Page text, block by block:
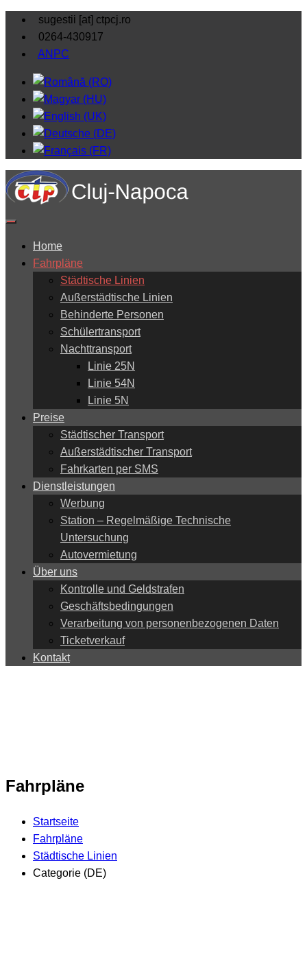
sugestii [at] ctpcj.ro
0264-430917
ANPC
Home
Fahrpläne
Städtische Linien
Außerstädtische Linien
Behinderte Personen
Schülertransport
Nachttransport
Linie 25N
Linie 54N
Linie 5N
Preise
Städtischer Transport
Außerstädtischer Transport
Fahrkarten per SMS
Dienstleistungen
Werbung
Station – Regelmäßige Technische
Untersuchung
Autovermietung
Über uns
Kontrolle und Geldstrafen
Geschäftsbedingungen
Verarbeitung von personenbezogenen Daten
Ticketverkauf
Kontakt
Fahrpläne
Startseite
Fahrpläne
Städtische Linien
Categorie (DE)